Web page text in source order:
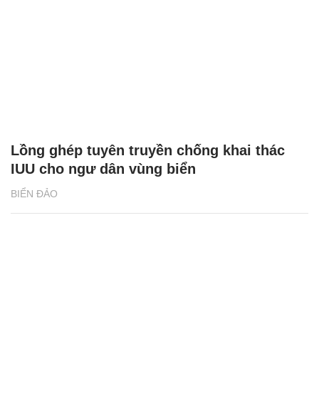
BIỂN ĐẢO
Lồng ghép tuyên truyền chống khai thác
IUU cho ngư dân vùng biển